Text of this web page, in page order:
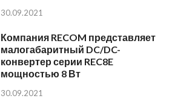
30.09.2021
Компания RECOM представляет
малогабаритный DC/DC-
конвертер серии REC8E
мощностью 8 Вт
30.09.2021